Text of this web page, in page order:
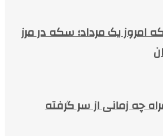
یک مرداد؛ سکه در مرز
چه زمانی از سر گرفته